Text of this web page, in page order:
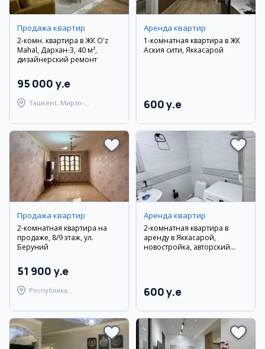
Продажа квартир
2-комн. квартира в ЖК O'z
Mahal, Дархан-3, 40 м²,
дизайнерский ремонт
95 000 y.e
Ташкент, Мирзо-
Аренда квартир
1-комнатная квартира в ЖК
Аския сити, Яккасарой
600 y.e
Продажа квартир
2-комнатная квартира на
продаже, 8/9 этаж, ул.
Беруний
51 900 y.e
Республика
Берунийский район
Аренда квартир
2-комнатная квартира в
аренду в Яккасарой,
новостройка, авторский
600 y.e